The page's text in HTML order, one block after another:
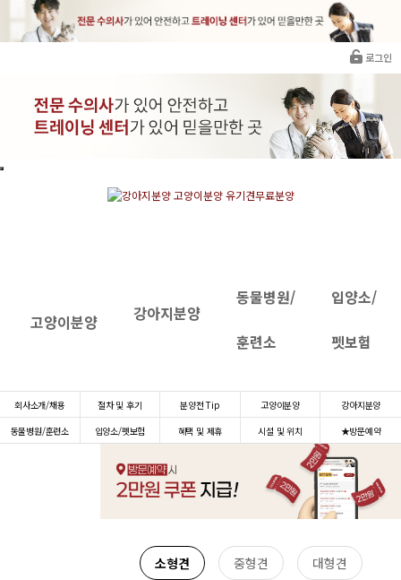
로그인
고양이분양 강아지분양
동물병원/
훈련소
입양소/
펫보험
회사소개/채용 절차 및 후기 분양전 Tip 고양이분양
강아지분양
동물병원/훈련소
입양소/펫보험 혜택 및 제휴 시설 및 위치 ★방문예약
소형견 중형견
대형견